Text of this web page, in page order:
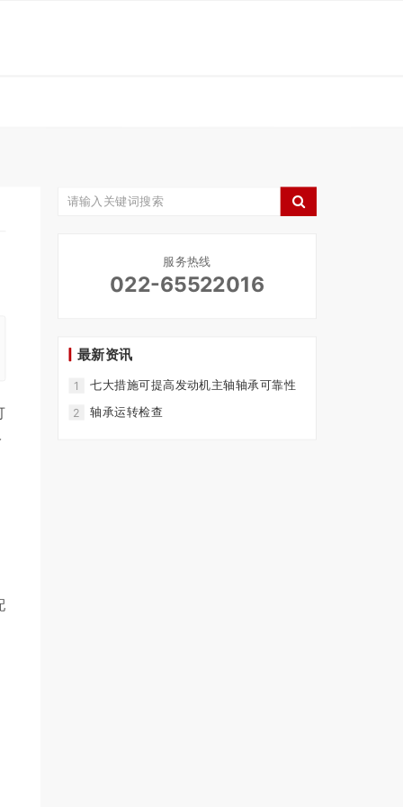
服务热线
022-65522016
最新资讯
1 七大措施可提高发动机主轴轴承可靠性
2 轴承运转检查